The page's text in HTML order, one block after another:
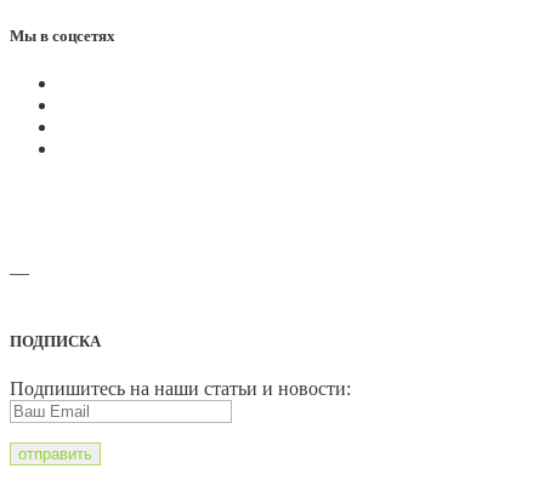
Мы в соцсетях
—
ПОДПИСКА
Подпишитесь на наши статьи и новости: